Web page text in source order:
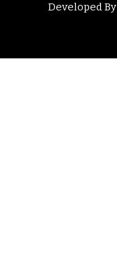
Developed By